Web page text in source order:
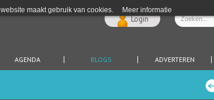
website maakt gebruik van cookies. Meer informatie
Login
AGENDA BLOGS ADVERTEREN